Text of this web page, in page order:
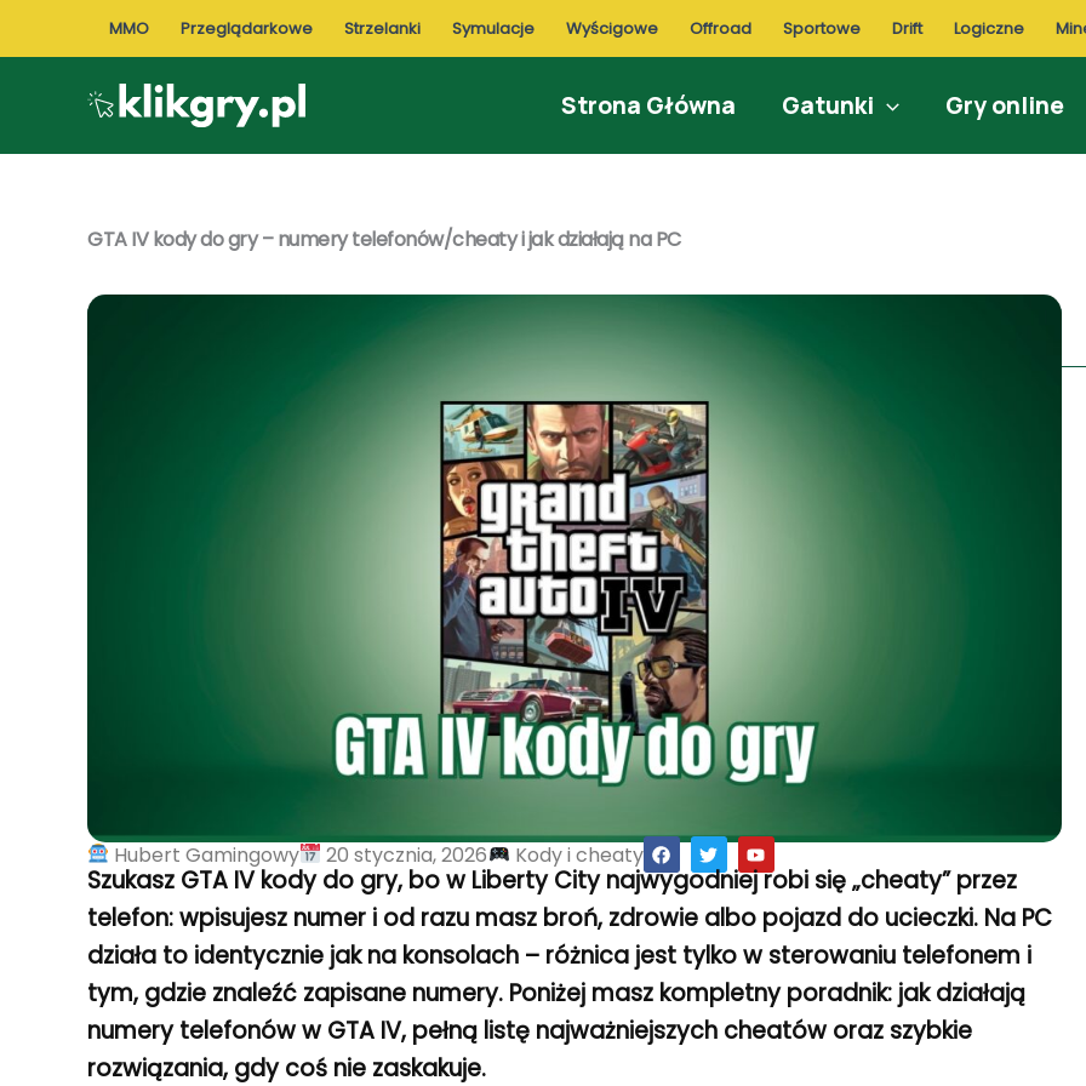
MMO Przeglądarkowe Strzelanki Symulacje Wyścigowe Offroad Sportowe Drift Logiczne
Strona Główna Gatunki Gry online
GTA IV kody do gry – numery telefonów/cheaty i jak działają na PC
Hubert Gamingowy 20 stycznia, 2026 Kody i cheaty F
a
c
e
b
o
k
T
w
i
t
r
Y
o
u
t
u
b
e
Szukasz GTA IV kody do gry, bo w Liberty City najwygodniej robi się „cheaty” przez
telefon: wpisujesz numer i od razu masz broń, zdrowie albo pojazd do ucieczki. Na PC
działa to identycznie jak na konsolach – różnica jest tylko w sterowaniu telefonem i
tym, gdzie znaleźć zapisane numery. Poniżej masz kompletny poradnik: jak działają
numery telefonów w GTA IV, pełną listę najważniejszych cheatów oraz szybkie
rozwiązania, gdy coś nie zaskakuje.